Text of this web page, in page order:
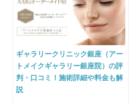
ギャラリークリニック銀座（アー
トメイクギャラリー銀座院）の評
判・口コミ！施術詳細や料金も解
説